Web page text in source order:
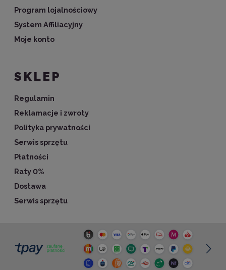
Program lojalnościowy
System Affiliacyjny
Moje konto
SKLEP
Regulamin
Reklamacje i zwroty
Polityka prywatności
Serwis sprzętu
Płatności
Raty 0%
Dostawa
Serwis sprzętu